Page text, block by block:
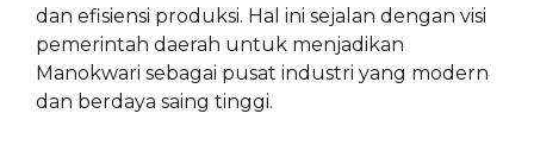
dan efisiensi produksi. Hal ini sejalan dengan visi
pemerintah daerah untuk menjadikan
Manokwari sebagai pusat industri yang modern
dan berdaya saing tinggi.